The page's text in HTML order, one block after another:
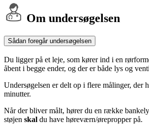
Om undersøgelsen
Sådan foregår undersøgelsen
Du ligger på et leje, som kører ind i en
åbent i begge ender, og der er både lys og
Undersøgelsen er delt op i flere målinger, der
minutter.
Når der bliver målt, hører du en række
støjen skal du have høreværn/ørepropper på.